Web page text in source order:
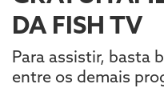
DA FISH TV
Para assistir, basta
entre os demais